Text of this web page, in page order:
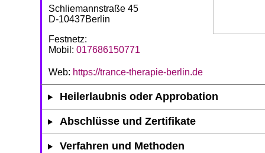
Schliemannstraße 45
D-10437Berlin
Festnetz:
Mobil: 017686150771
Web: https://trance-therapie-berlin.de
Heilerlaubnis oder Approbation
Abschlüsse und Zertifikate
Verfahren und Methoden